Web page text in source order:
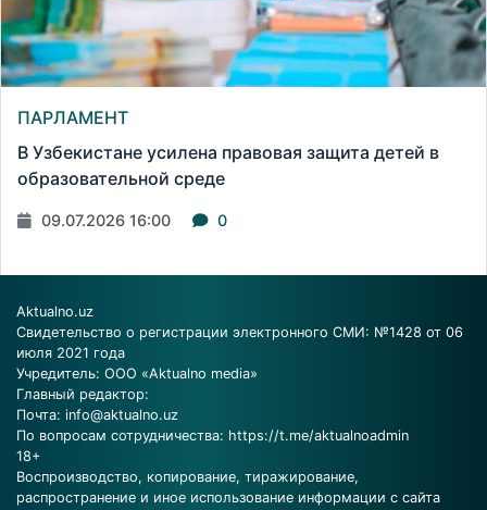
ПАРЛАМЕНТ
В Узбекистане усилена правовая защита детей в
образовательной среде
09.07.2026 16:00 0
Aktualno.uz
Свидетельство о регистрации электронного СМИ: №1428 от 06
июля 2021 года
Учредитель: ООО «Aktualno media»
Главный редактор:
Почта: info@aktualno.uz
По вопросам сотрудничества: https://t.me/aktualnoadmin
18+
Воспроизводство, копирование, тиражирование,
распространение и иное использование информации с сайта